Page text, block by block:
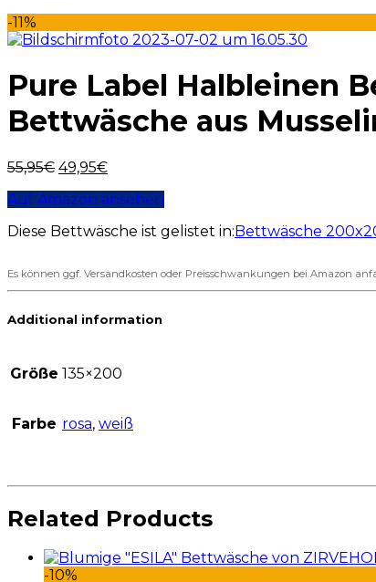
-11%
Pure Label Halbleinen
Bettwäsche aus
55,95€ 49,95€
Auf Amazon ansehen
Diese Bettwäsche ist gelistet in:Bettwäsche
Es können ggf. Versandkosten oder Preisschwankungen bei Amazon
Additional information
Größe 135×200
Farbe rosa, weiß
Related Products
-10%